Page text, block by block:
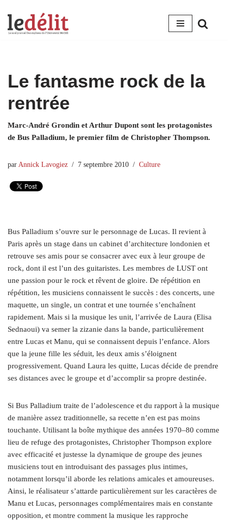
Aller
Le fantasme rock de la
rentrée
Marc-André Grondin et Arthur Dupont sont les protagonistes
de Bus Palladium, le premier film de Christopher Thompson.
par Annick Lavogiez 7 septembre 2010 Culture
Bus Palladium s’ouvre sur le personnage de Lucas. Il revient à
Paris après un stage dans un cabinet d’architecture londonien et
retrouve ses amis pour se consacrer avec eux à leur groupe de
rock, dont il est l’un des guitaristes. Les membres de LUST ont
une passion pour le rock et rêvent de gloire. De répétition en
répétition, les musiciens connaissent le succès : des concerts, une
maquette, un single, un contrat et une tournée s’enchaînent
rapidement. Mais si la musique les unit, l’arrivée de Laura (Elisa
Sednaoui) va semer la zizanie dans la bande, particulièrement
entre Lucas et Manu, qui se connaissent depuis l’enfance. Alors
que la jeune fille les séduit, les deux amis s’éloignent
progressivement. Quand Laura les quitte, Lucas décide de prendre
ses distances avec le groupe et d’accomplir sa propre destinée.
Si Bus Palladium traite de l’adolescence et du rapport à la musique
de manière assez traditionnelle, sa recette n’en est pas moins
touchante. Utilisant la boîte mythique des années 1970–80 comme
lieu de refuge des protagonistes, Christopher Thompson explore
avec efficacité et justesse la dynamique de groupe des jeunes
musiciens tout en introduisant des passages plus intimes,
notamment lorsqu’il aborde les relations amicales et amoureuses.
Ainsi, le réalisateur s’attarde particulièrement sur les caractères de
Manu et Lucas, personnages complémentaires mais en constante
opposition, et montre comment la musique les rapproche